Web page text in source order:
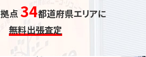
拠点 34都道府県エリアに
無料出張査定